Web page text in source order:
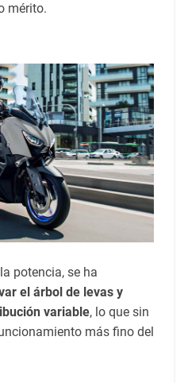
mérito.
potencia, se ha
el árbol de levas y
variable, lo que sin
más fino del